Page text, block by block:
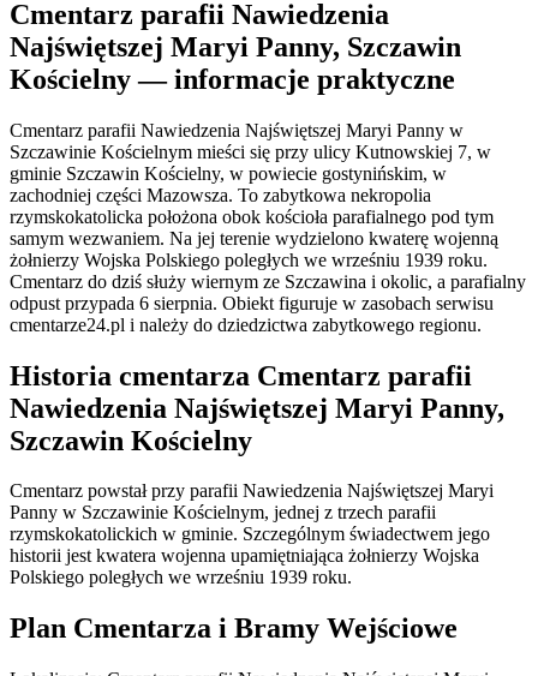
Cmentarz parafii Nawiedzenia
Najświętszej Maryi Panny, Szczawin
Kościelny — informacje praktyczne
Cmentarz parafii Nawiedzenia Najświętszej Maryi Panny w
Szczawinie Kościelnym mieści się przy ulicy Kutnowskiej 7, w
gminie Szczawin Kościelny, w powiecie gostynińskim, w
zachodniej części Mazowsza. To zabytkowa nekropolia
rzymskokatolicka położona obok kościoła parafialnego pod tym
samym wezwaniem. Na jej terenie wydzielono kwaterę wojenną
żołnierzy Wojska Polskiego poległych we wrześniu 1939 roku.
Cmentarz do dziś służy wiernym ze Szczawina i okolic, a parafialny
odpust przypada 6 sierpnia. Obiekt figuruje w zasobach serwisu
cmentarze24.pl i należy do dziedzictwa zabytkowego regionu.
Historia cmentarza Cmentarz parafii
Nawiedzenia Najświętszej Maryi Panny,
Szczawin Kościelny
Cmentarz powstał przy parafii Nawiedzenia Najświętszej Maryi
Panny w Szczawinie Kościelnym, jednej z trzech parafii
rzymskokatolickich w gminie. Szczególnym świadectwem jego
historii jest kwatera wojenna upamiętniająca żołnierzy Wojska
Polskiego poległych we wrześniu 1939 roku.
Plan Cmentarza i Bramy Wejściowe